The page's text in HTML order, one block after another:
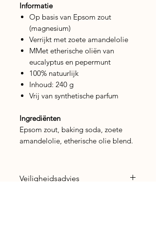
Informatie
Op basis van Epsom zout
(magnesium)
Verrijkt met zoete amandelolie
MMet etherische oliën van
eucalyptus en pepermunt
100% natuurlijk
Inhoud: 240 g
Vrij van synthetische parfum
Ingrediënten
Epsom zout, baking soda, zoete
amandelolie, etherische olie blend.
Veiligheidsadvies